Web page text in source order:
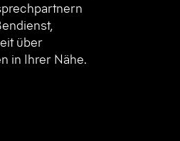
über
in Ihrer Nähe.